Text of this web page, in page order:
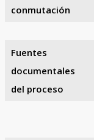
conmutación
Fuentes
documentales
del proceso